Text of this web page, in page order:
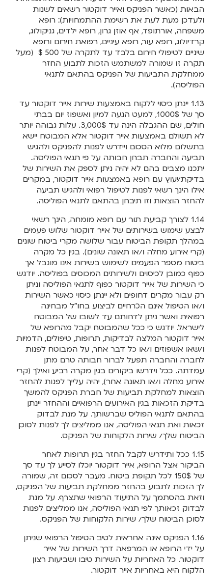
הבאות (כאשר הפניקס ואייר דוקטור רשאים לשנות
ולעדכן מעת לעת את רשימת ההתמחויות): רופא
משפחה, אורתופד, אף אוזן גרון, רופא ילדים, גניקולוג,
קרדיולוג, רופא עור, רופא עיניים, רפואת חירום ורופא
שיניים לטיפולי חירום בלבד עד לתקרה של 500 $ (מעל
תקרה זו שמורה למשתמש הזכות לתבוע החזר
ממחלקת התביעות של הפניקס בהתאם לתנאי
הפוליסה).
1.13 יינתן כיסוי ללקוח באמצעות שירות אייר דוקטור עד
סך של 1000$, למעט הגעה למיון ואשפוז יום בבתי
חולים, שם ההגבלה הינה עד 3,000$. עלות גבוהה יותר
לא תשולם באמצעות אייר דוקטור אלא המבוטח יישא
בתשלום מלוא הסכום ויידרש לפנות להפניקס ולהגיש
תביעה והחברה תבחן חבותה על פי תנאי הפוליסה.
יתכנו מצבים בהם לא יהיה ניתן לספק את השירות של
בדיקת/יעוץ עם רופא באמצעות אייר דוקטור, במקרים
אילו הינך רשאי לפנות לטיפול רפואי ולהגיש תביעה
להחזר הוצאות וזו תיבחן בהתאם לתנאי הפוליסה.
1.14 לצורך קביעת תור עם רופא מומחה, הינך רשאי
לבצע שימוש בשירותים של אייר דוקטור שלוש פעמים
במהלך תקופת הביטוח עבור שלושה מקרי ביטוח שונים
(קרי אירוע מחלה ו/או תאונה שונים). בגין כל מקרה
ביטוח מספר הפעמים לשימוש בשירות אינו מוגבל אך
כפוף כמובן לכיסוים ולשירותים המכוסים בפוליסה. יודגש
כי השירות של אייר דוקטור כפוף לתנאי הפוליסה וניתן
רק עבור מקרים דחופים ולא יינתן כיסוי כאשר השירות
ו/או הטיפול אינם הכרחיים לביצוע בחו"ל מבחינה
רפואית ואשר ניתן לדחותם עד לשובו של המבוטח
לישראל. יודגש כי ככל שהמבוטח יקבל מהרופא של
אייר דוקטור המלצה לבדיקות, תרופות, טיפולים, הדמיות
ו/שאו אשפוזים ו/או כל דבר אחר, על המבוטח לפנות
לחברה והחברה תפעל לברור חבותה טרם מתן
עמדתה. ככל וידרשו ביקורים בגין מקרה רביע ואילך (קרי
אירוע מחלה ו/או תאונה אחר), יהיה עלייך לפנות להחזר
הוצאות למחלקת תביעות של חברת הפניקס להמשך
בדיקת הזכאות בגין האירועים הרפואיים וההחזר יינתן
בהתאם לתנאי הפוליס שברשותך. על מנת לבדוק
זכאות ואת תנאי הפוליסה, אנו ממליצים לך לפנות לסוכן
הביטוח שלך/ שירות הלקוחות של הפניקס.
1.15 ככל ותידרש לקבל החזר בגין תרופות לאחר
הביקור אצל הרופא, אייר דוקטור יוכלו לסייע לך עד סך
של 150$ לכל תקופת ביטוח. מעבר לסכום זה, שמורה
לך הזכות לתבוע בהחזר ממחלקת תביעות של הפניקס,
וזאת בהסתמך על התיעוד הרפואי שתצרף. על מנת
לבדוק זכאותך לפי תנאי הפוליסה, אנו ממליצים לפנות
לסוכן הביטוח שלך/ שירות הלקוחות של הפניקס.
1.16 הפניקס אינה אחראית לטיב הטיפול הרפואי שניתן
על ידי הרופא או המרפאה דרך השירות של אייר
דוקטור. כל האחריות על השירות טיבו ושביעות רצון
הלקוח היא באחריות אייר דוקטור.